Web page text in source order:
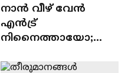
നാന്‍ വീഴ് വേന്‍
എന്‍ട്ര്
നിനെെത്തായോ;
കണ്ണീരണിഞ്ഞ്